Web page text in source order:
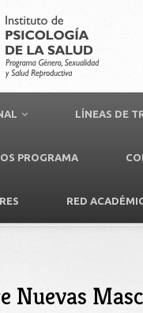
LÍNEAS DE
PROGRAMA
RED
Nuevas